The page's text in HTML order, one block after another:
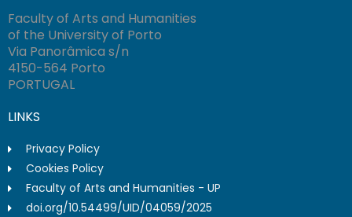
Faculty of Arts and Humanities
of the University of Porto
Via Panorâmica s/n
4150-564 Porto
PORTUGAL
LINKS
Privacy Policy
Cookies Policy
Faculty of Arts and Humanities - UP
doi.org/10.54499/UID/04059/2025